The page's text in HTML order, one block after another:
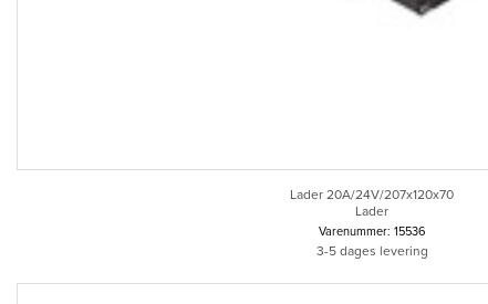
Lader 20A/24V/207x120x70
Lader
Varenummer: 15536
3-5 dages levering